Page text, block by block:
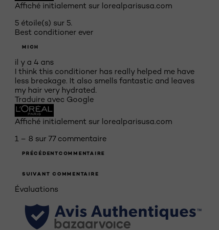
Affiché initialement sur lorealparisusa.com
5 étoile(s) sur 5.
Best conditioner ever
MICH
il y a 4 ans
I think this conditioner has really helped me have
less breakage. It also smells fantastic and leaves
my hair very hydrated.
Traduire avec Google
Affiché initialement sur lorealparisusa.com
1 – 8 sur 77 commentaire
PRÉCÉDENTCOMMENTAIRE
SUIVANT COMMENTAIRE
Évaluations